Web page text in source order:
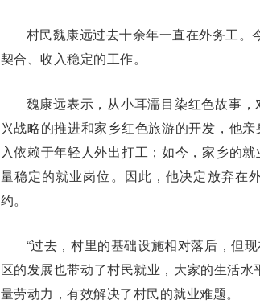
村民魏康远过去十余年一直在外务工
契合、收入稳定的工作。
魏康远表示，从小耳濡目染红色故事
兴战略的推进和家乡红色旅游的开发，他
入依赖于年轻人外出打工；如今，家乡的
量稳定的就业岗位。因此，他决定放弃在
约。
“过去，村里的基础设施相对落后，但
区的发展也带动了村民就业，大家的生活
量劳动力，有效解决了村民的就业难题。